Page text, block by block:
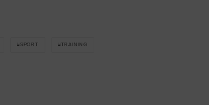
SPORT TRAINING